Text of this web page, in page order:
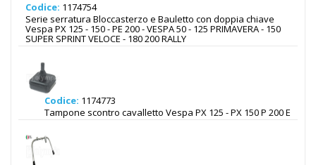
Codice: 1174754
Serie serratura Bloccasterzo e Bauletto con doppia chiave
Vespa PX 125 - 150 - PE 200 - VESPA 50 - 125 PRIMAVERA - 150
SUPER SPRINT VELOCE - 180 200 RALLY
Codice: 1174773
Tampone scontro cavalletto Vespa PX 125 - PX 150 P 200 E